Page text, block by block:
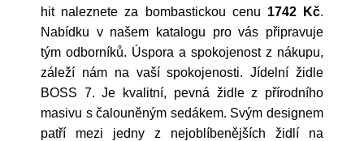
hit naleznete za bombastickou cenu 1742 Kč.
Nabídku v našem katalogu pro vás připravuje
tým odborníků. Úspora a spokojenost z nákupu,
záleží nám na vaší spokojenosti. Jídelní židle
BOSS 7. Je kvalitní, pevná židle z přírodního
masivu s čalouněným sedákem. Svým designem
patří mezi jedny z nejoblíbenějších židlí na